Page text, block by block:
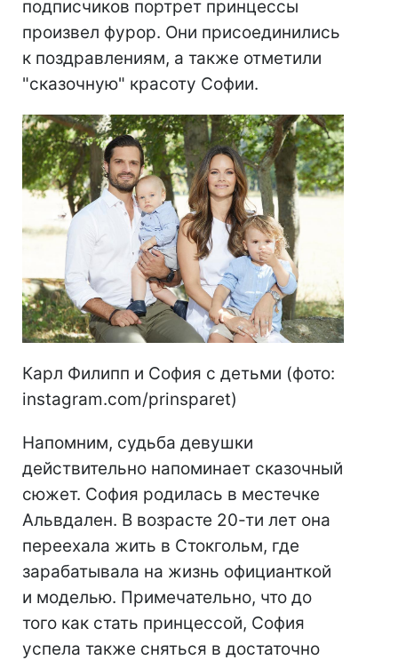
подписчиков портрет принцессы
произвел фурор. Они присоединились
к поздравлениям, а также отметили
"сказочную" красоту Софии.
Карл Филипп и София с детьми (фото:
instagram.com/prinsparet)
Напомним, судьба девушки
действительно напоминает сказочный
сюжет. София родилась в местечке
Альвдален. В возрасте 20-ти лет она
переехала жить в Стокгольм, где
зарабатывала на жизнь официанткой
и моделью. Примечательно, что до
того как стать принцессой, София
успела также сняться в достаточно